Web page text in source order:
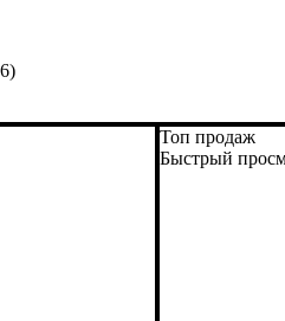
Топ продаж
Быстрый